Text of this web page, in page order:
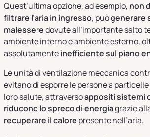
Quest’ultima opzione, ad esempio, non
filtrare l’aria in ingresso, puògenerare
malesseredovute all’importante salto
ambiente interno e ambiente esterno,
assolutamenteinefficiente sul piano
Le unità di ventilazione meccanica
evitano di esporre le persone a
loro salute, attraversoappositi sistemi
riducono lo spreco di energiagrazie
recuperare il calore presente nell’aria.